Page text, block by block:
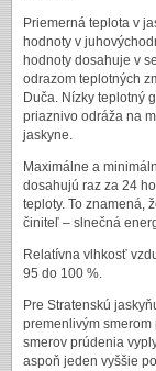
Priemerná teplota v
hodnoty v
hodnoty dosahuje v
odrazom teplotných
Duča. Nízky teplotný
priaznivo odráža na
jaskyne.
Maximálne a
dosahujú raz za 24
teploty. To znamená,
činiteľ – slnečná
Relatívna vlhkosť
95 do 100 %.
Pre Stratenskú
premenlivým
smerov prúdenia
aspoň jeden vyššie